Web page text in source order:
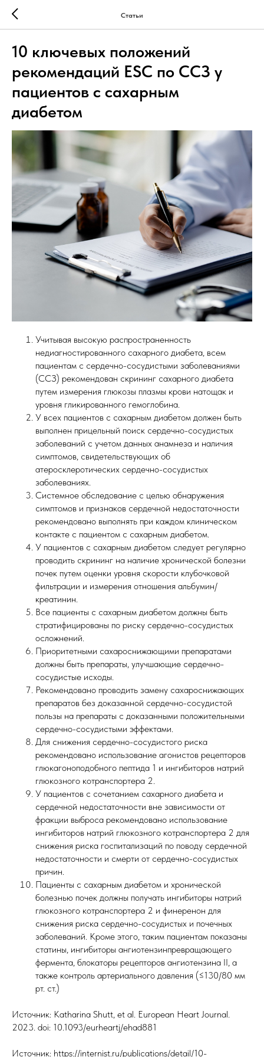
Статьи
10 ключевых положений
рекомендаций ESC по ССЗ у
пациентов с сахарным
диабетом
Учитывая высокую распространенность
недиагностированного сахарного диабета, всем
пациентам с сердечно-сосудистыми заболеваниями
(ССЗ) рекомендован скрининг сахарного диабета
путем измерения глюкозы плазмы крови натощак и
уровня гликированного гемоглобина.
У всех пациентов с сахарным диабетом должен быть
выполнен прицельный поиск сердечно-сосудистых
заболеваний с учетом данных анамнеза и наличия
симптомов, свидетельствующих об
атеросклеротических сердечно-сосудистых
заболеваниях.
Системное обследование с целью обнаружения
симптомов и признаков сердечной недостаточности
рекомендовано выполнять при каждом клиническом
контакте с пациентом с сахарным диабетом.
У пациентов с сахарным диабетом следует регулярно
проводить скрининг на наличие хронической болезни
почек путем оценки уровня скорости клубочковой
фильтрации и измерения отношения альбумин/
креатинин.
Все пациенты с сахарным диабетом должны быть
стратифицированы по риску сердечно-сосудистых
осложнений.
Приоритетными сахароснижающими препаратами
должны быть препараты, улучшающие сердечно-
сосудистые исходы.
Рекомендовано проводить замену сахароснижающих
препаратов без доказанной сердечно-сосудистой
пользы на препараты с доказанными положительными
сердечно-сосудистыми эффектами.
Для снижения сердечно-сосудистого риска
рекомендовано использование агонистов рецепторов
глюкагоноподобного пептида 1 и ингибиторов натрий
глюкозного котранспортера 2.
У пациентов с сочетанием сахарного диабета и
сердечной недостаточности вне зависимости от
фракции выброса рекомендовано использование
ингибиторов натрий глюкозного котранспортера 2 для
снижения риска госпитализаций по поводу сердечной
недостаточности и смерти от сердечно-сосудистых
причин.
Пациенты с сахарным диабетом и хронической
болезнью почек должны получать ингибиторы натрий
глюкозного котранспортера 2 и финеренон для
снижения риска сердечно-сосудистых и почечных
заболеваний. Кроме этого, таким пациентам показаны
статины, ингибиторы ангиотензинпревращающего
фермента, блокаторы рецепторов ангиотензина II, а
также контроль артериального давления (≤130/80 мм
рт. ст.)
Источник: Katharina Shutt, et al. European Heart Journal.
2023. doi: 10.1093/eurheartj/ehad881
Источник: https://internist.ru/publications/detail/10-